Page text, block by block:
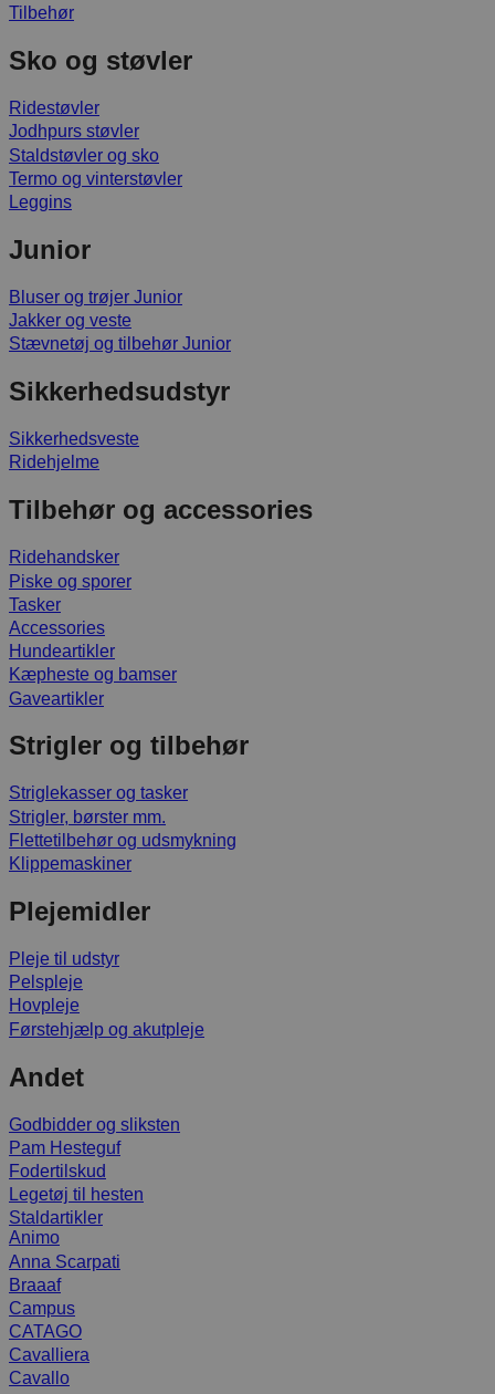
Tilbehør
Sko og støvler
Ridestøvler
Jodhpurs støvler
Staldstøvler og sko
Termo og vinterstøvler
Leggins
Junior
Bluser og trøjer Junior
Jakker og veste
Stævnetøj og tilbehør Junior
Sikkerhedsudstyr
Sikkerhedsveste
Ridehjelme
Tilbehør og accessories
Ridehandsker
Piske og sporer
Tasker
Accessories
Hundeartikler
Kæpheste og bamser
Gaveartikler
Strigler og tilbehør
Striglekasser og tasker
Strigler, børster mm.
Flettetilbehør og udsmykning
Klippemaskiner
Plejemidler
Pleje til udstyr
Pelspleje
Hovpleje
Førstehjælp og akutpleje
Andet
Godbidder og sliksten
Pam Hesteguf
Fodertilskud
Legetøj til hesten
Staldartikler
Animo
Anna Scarpati
Braaaf
Campus
CATAGO
Cavalliera
Cavallo